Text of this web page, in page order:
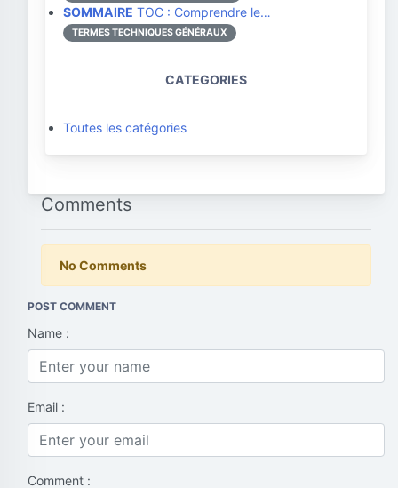
SOMMAIRE TOC : Comprendre le…
TERMES TECHNIQUES GÉNÉRAUX
CATEGORIES
Toutes les catégories
Comments
No Comments
POST COMMENT
Name :
Email :
Comment :